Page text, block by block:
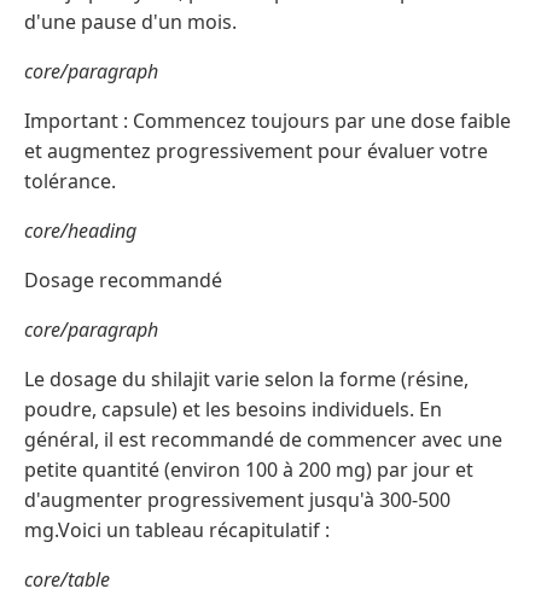
d'une pause d'un mois.
core/paragraph
Important : Commencez toujours par une dose faible
et augmentez progressivement pour évaluer votre
tolérance.
core/heading
Dosage recommandé
core/paragraph
Le dosage du shilajit varie selon la forme (résine,
poudre, capsule) et les besoins individuels. En
général, il est recommandé de commencer avec une
petite quantité (environ 100 à 200 mg) par jour et
d'augmenter progressivement jusqu'à 300-500
mg.Voici un tableau récapitulatif :
core/table